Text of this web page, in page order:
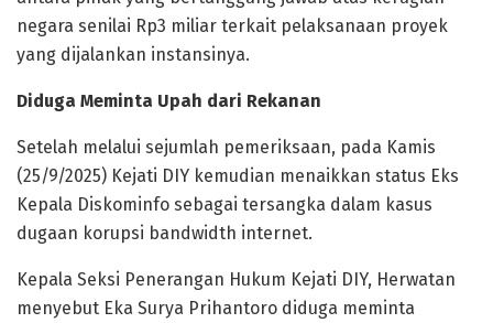
negara senilai Rp3 miliar terkait pelaksanaan proyek
yang dijalankan instansinya.
Diduga Meminta Upah dari Rekanan
Setelah melalui sejumlah pemeriksaan, pada Kamis
(25/9/2025) Kejati DIY kemudian menaikkan status Eks
Kepala Diskominfo sebagai tersangka dalam kasus
dugaan korupsi bandwidth internet.
Kepala Seksi Penerangan Hukum Kejati DIY, Herwatan
menyebut Eka Surya Prihantoro diduga meminta